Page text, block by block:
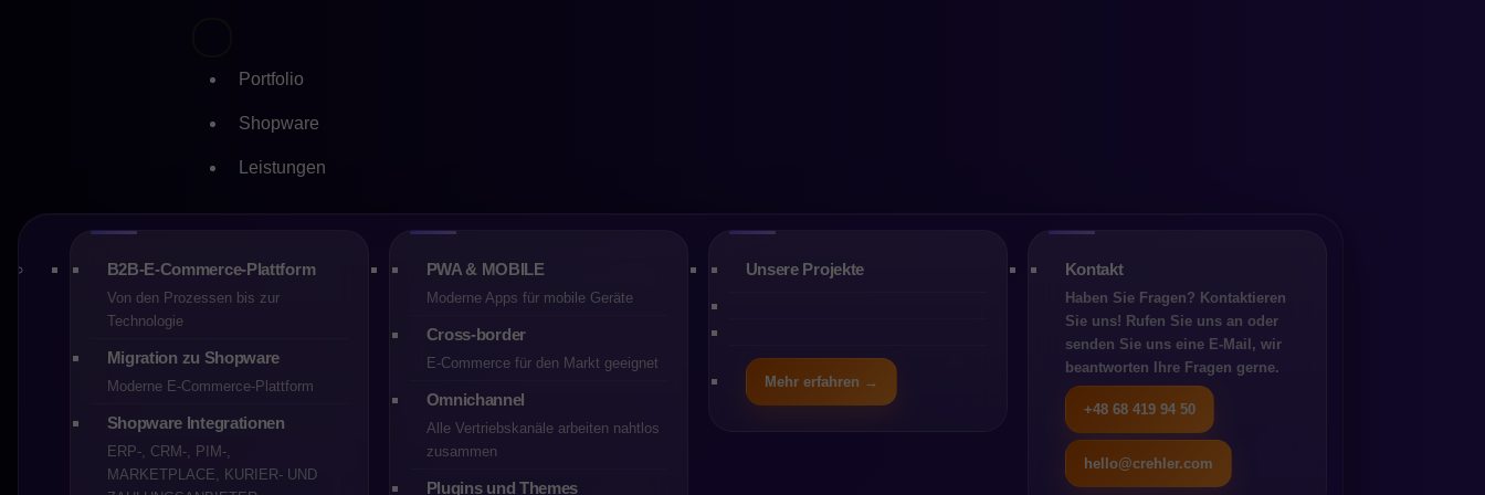
Portfolio
Shopware
Leistungen
B2B-E-Commerce-Plattform
Von den Prozessen bis zur
Technologie
Migration zu Shopware
Moderne E-Commerce-Plattform
Shopware Integrationen
ERP-, CRM-, PIM-,
MARKETPLACE, KURIER- UND
PWA & MOBILE
Moderne Apps für mobile Geräte
Cross-border
E-Commerce für den Markt geeignet
Omnichannel
Alle Vertriebskanäle arbeiten nahtlos
zusammen
Plugins und Themes
Unsere Projekte
Mehr erfahren →
Kontakt
Haben Sie Fragen? Kontaktieren
Sie uns! Rufen Sie uns an oder
senden Sie uns eine E-Mail, wir
beantworten Ihre Fragen gerne.
+48 68 419 94 50
hello@crehler.com
Wie man die beste E-
Commerce-Plattform für den
eigenen Onlineshop auswählt
CREHLER
9 min